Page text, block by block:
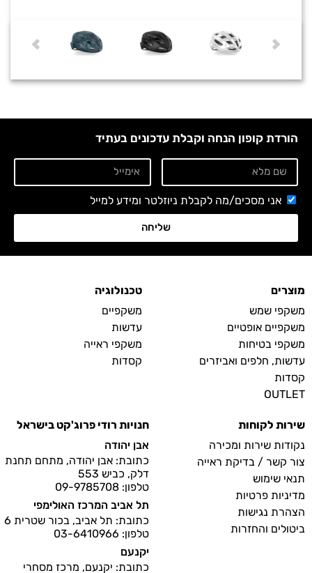
הורדת קופון הנחה וקבלת עדכונים בעתיד
אני מסכים/מה לקבלת ניוזלטר ומידע למייל
שליחה
מוצרים
משקפי שמש
משקפיים אופטיים
משקפי בטיחות
עדשות, חלפים ואביזרים
קסדות
OUTLET
טכנולוגיה
משקפיים
עדשות
משקפי ראייה
קסדות
שירות לקוחות
נקודות שירות ומכירה
צור קשר / בדיקת ראייה
תנאי שימוש
מדיניות פרטיות
הצהרת נגישות
ביטולים והחזרות
חנויות רודי פרוג'קט בישראל
אבן יהודה
כתובת: אבן יהודה, מתחם תחנת
דלק, כביש 553
טלפון: 09-9785708
תל אביב המרכז האולימפי
כתובת: תל אביב, בכור שטרית 6
טלפון: 03-6410966
יקנעם
כתובת: יקנעם, מרכז מסחרי